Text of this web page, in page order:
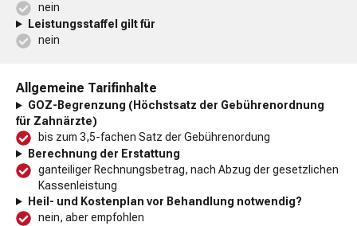
nein
Leistungsstaffel gilt für
nein
Allgemeine Tarifinhalte
GOZ-Begrenzung (Höchstsatz der Gebührenordnung
für Zahnärzte)
bis zum 3,5-fachen Satz der Gebührenordung
Berechnung der Erstattung
ganteiliger Rechnungsbetrag, nach Abzug der gesetzlichen
Kassenleistung
Heil- und Kostenplan vor Behandlung notwendig?
nein, aber empfohlen